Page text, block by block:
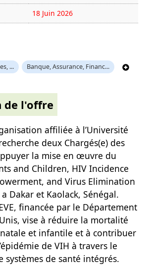
18 Juin 2026
... Banque, Assurance, Financ...
de l'offre
affiliée à l’Université
deux Chargés(e) des
la mise en œuvre du
and Children, HIV Incidence
and Virus Elimination
a Dakar et Kaolack, Sénégal.
financée par le Département
Unis, vise à réduire la mortalité
et infantile et à contribuer
de VIH à travers le
systèmes de santé intégrés.